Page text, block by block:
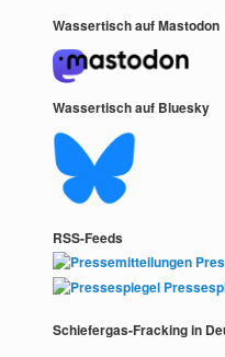
Wassertisch auf Mastodon
Wassertisch auf Bluesky
RSS-Feeds
Schiefergas-Fracking in